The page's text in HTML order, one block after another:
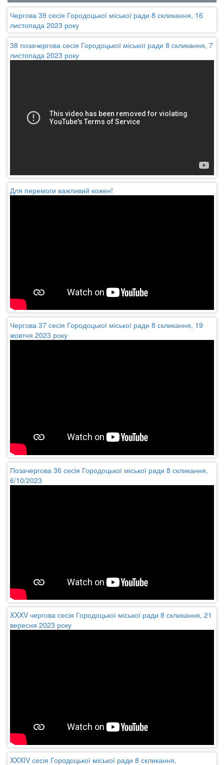
Чергова 39 сесія Городоцької міської ради 8 скликання, 16
листопада 2023 року
38 позачергова сесія Городоцької міської ради 8 скликання, 7
листопада 2023 року
Для перемоги важливий кожен!
Чергова 37 сесія Городоцької міської ради 8 скликання, 19
жовтня 2023 року
Позачергова 36 сесія Городоцької міської ради 8 скликання,
6/10/2023
XXXV чергова сесія Городоцької міської ради 8 скликання, 21
вересня 2023 року
XXXIV сесія Городоцької міської ради 8 скликання,